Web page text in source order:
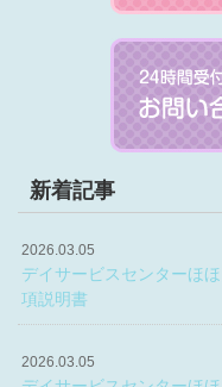
新着記事
2026.03.05
デイサービスセンターほ
項説明書
2026.03.05